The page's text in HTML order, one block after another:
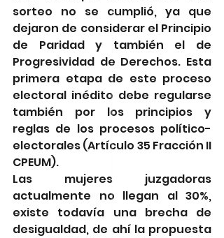
sorteo no se cumplió, ya que
dejaron de considerar el Principio
de Paridad y también el de
Progresividad de Derechos. Esta
primera etapa de este proceso
electoral inédito debe regularse
también por los principios y
reglas de los procesos político-
electorales (Artículo 35 Fracción II
CPEUM).
Las mujeres juzgadoras
actualmente no llegan al 30%,
existe todavía una brecha de
desigualdad, de ahí la propuesta